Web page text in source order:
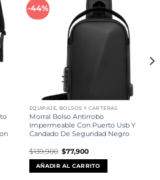
a la
de
-44%
deseos
EQUIPAJE, BOLSOS Y CARTERAS
Morral Bolso Antirrobo
Impermeable Con Puerto Usb Y
Candado De Seguridad Negro
$139,900 El
precio
original
era:
$139,900.
$77,900El
actual
es:
$77,900.
AÑADIR AL CARRITO